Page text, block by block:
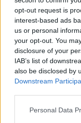
opt-out request is
interest-based ads
us or personal
your opt-out. You
disclosure of your
IAB’s list of
also be disclosed by
Downstream
Personal Data